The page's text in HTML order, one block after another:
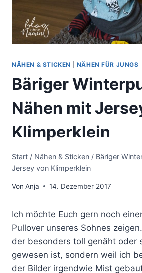
NÄHEN & STICKEN NÄHEN FÜR JUNGS
Bäriger
Nähen mit
Klimperklein
Start / Nähen & Sticken / Bäriger
Jersey von Klimperklein
Von Anja 14. Dezember 2017
Ich möchte Euch gern noch
Pullover unseres Sohnes
der besonders toll genäht oder
gewesen ist, sondern weil ich
der Bilder irgendwie Mist